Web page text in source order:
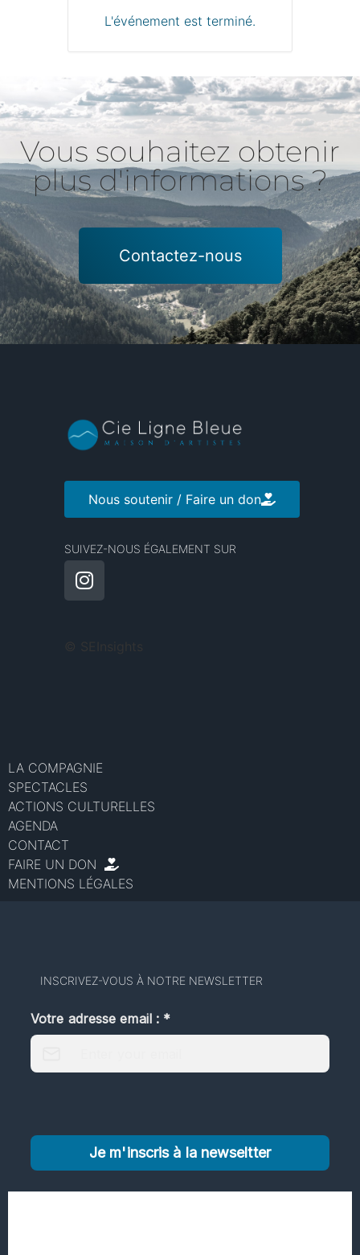
L'événement est terminé.
Vous souhaitez obtenir
plus d'informations ?
Contactez-nous
Nous soutenir / Faire un don
SUIVEZ-NOUS ÉGALEMENT SUR
©
LA COMPAGNIE
SPECTACLES
ACTIONS CULTURELLES
AGENDA
CONTACT
FAIRE UN DON
MENTIONS LÉGALES
INSCRIVEZ-VOUS À NOTRE NEWSLETTER